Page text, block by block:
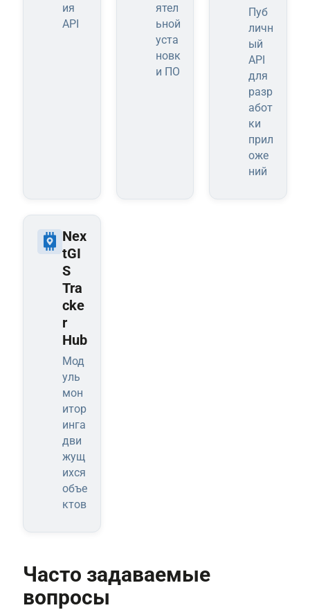
ия
API
ятел
ьной
уста
новк
и ПО
Пуб
личн
ый
API
для
разр
абот
ки
прил
оже
ний
Nex
tGI
S
Tra
cke
r
Hub
Мод
уль
мон
итор
инга
дви
жущ
ихся
объе
ктов
Часто задаваемые
вопросы